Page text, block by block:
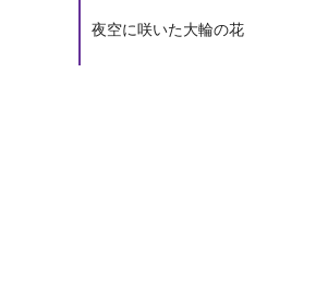
夜空に咲いた大輪の花